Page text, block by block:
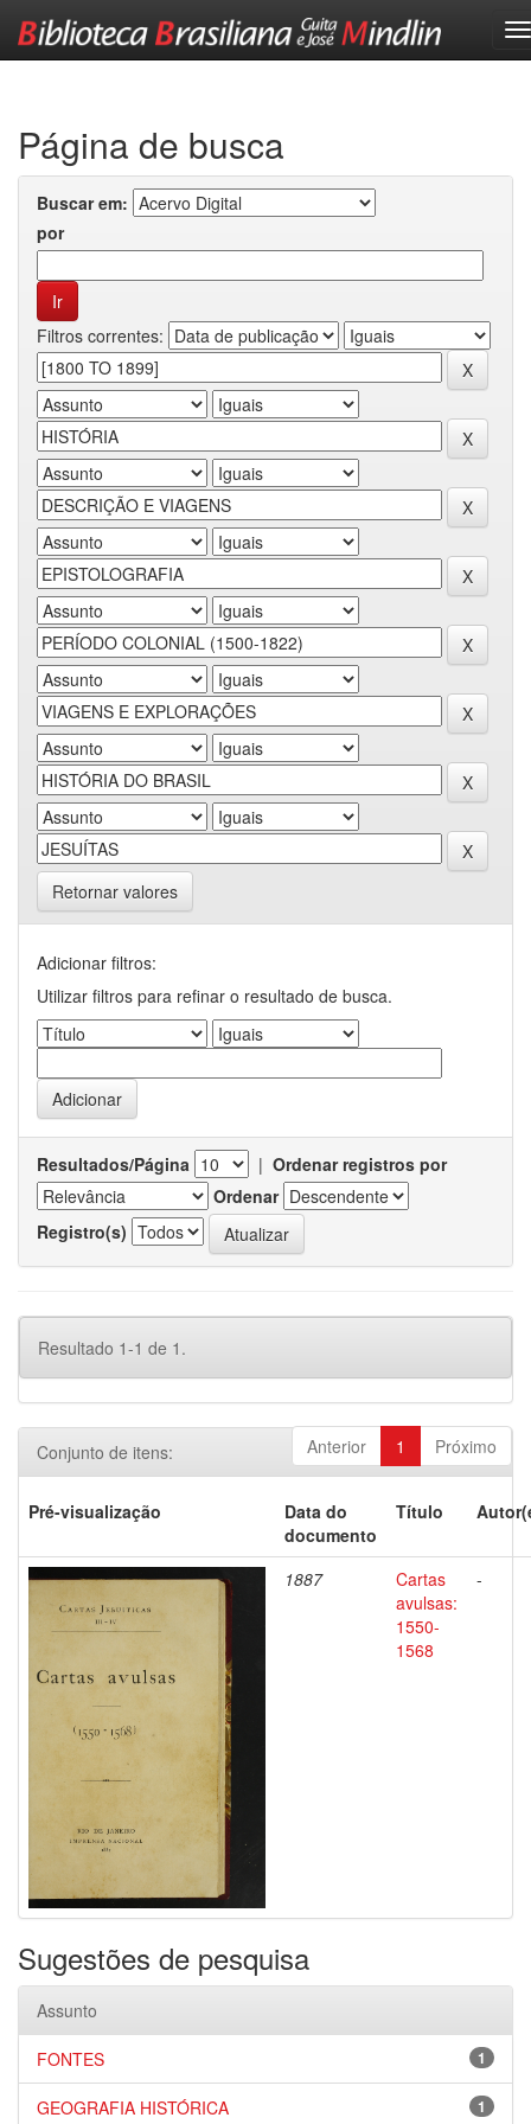
Página de busca
Buscar em:
por
Filtros correntes:
Retornar valores
Adicionar filtros:
Utilizar filtros para refinar o resultado de busca.
Resultados/Página | Ordenar registros por
Ordenar
Registro(s)
Resultado 1-1 de 1.
Anterior 1 Próximo
Conjunto de itens:
Pré-visualização
Data do
documento
Título
1887
Cartas
avulsas:
1550-
1568
-
Sugestões de pesquisa
Assunto
1
FONTES
1
GEOGRAFIA HISTÓRICA